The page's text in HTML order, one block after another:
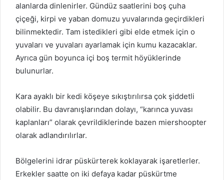
alanlarda dinlenirler. Gündüz saatlerini boş çuha
çiçeği, kirpi ve yaban domuzu yuvalarında geçirdikleri
bilinmektedir. Tam istedikleri gibi elde etmek için o
yuvaları ve yuvaları ayarlamak için kumu kazacaklar.
Ayrıca gün boyunca içi boş termit höyüklerinde
bulunurlar.
Kara ayaklı bir kedi köşeye sıkıştırılırsa çok şiddetli
olabilir. Bu davranışlarından dolayı, “karınca yuvası
kaplanları” olarak çevrildiklerinde bazen miershoopter
olarak adlandırılırlar.
Bölgelerini idrar püskürterek koklayarak işaretlerler.
Erkekler saatte on iki defaya kadar püskürtme